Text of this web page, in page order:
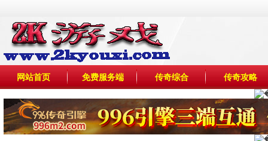
网站首页 免费服务端 传奇综合 传奇攻略